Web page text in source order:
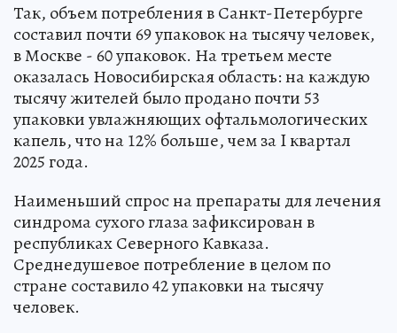
Так, объем потребления в Санкт-Петербурге
составил почти 69 упаковок на тысячу человек,
в Москве - 60 упаковок. На третьем месте
оказалась Новосибирская область: на каждую
тысячу жителей было продано почти 53
упаковки увлажняющих офтальмологических
капель, что на 12% больше, чем за I квартал
2025 года.
Наименьший спрос на препараты для лечения
синдрома сухого глаза зафиксирован в
республиках Северного Кавказа.
Среднедушевое потребление в целом по
стране составило 42 упаковки на тысячу
человек.